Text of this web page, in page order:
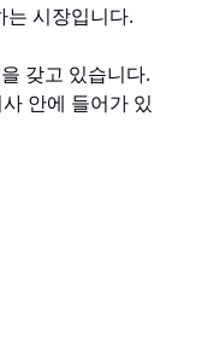
는 시장입니다.
갖고 있습니다.
안에 들어가 있